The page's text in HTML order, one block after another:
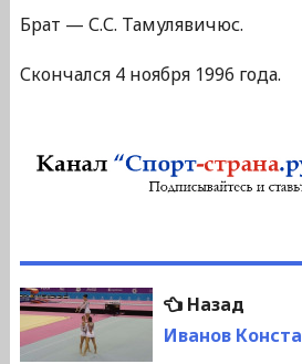
Брат — С.С. Тамулявичюс.
Скончался 4 ноября 1996 года.
Навигация
по
Назад
Иванов